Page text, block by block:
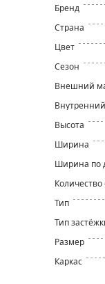
Бренд
Страна
Цвет
Сезон
Внешний
Высота
Ширина
Ширина по
Тип
Тип
Размер
Каркас